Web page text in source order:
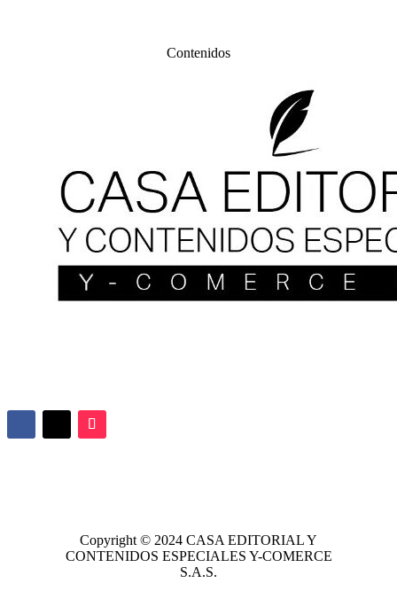
Contenidos
Copyright © 2024 CASA EDITORIALY
CONTENIDOS ESPECIALES Y-COMERCE
S.A.S.